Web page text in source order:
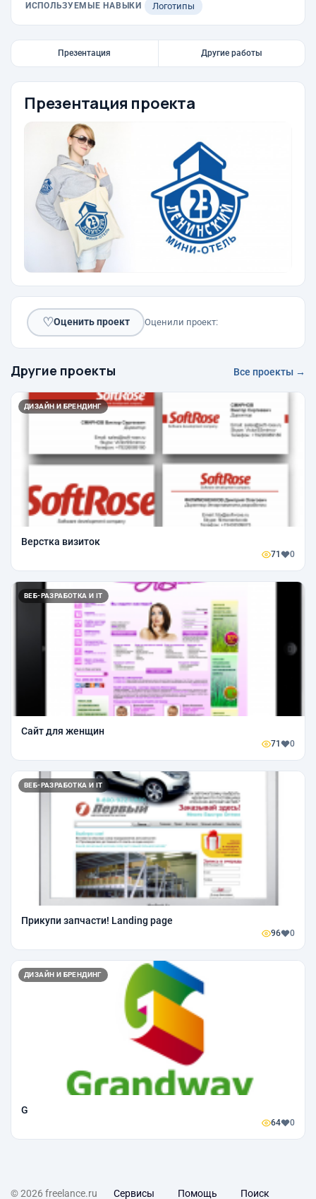
ИСПОЛЬЗУЕМЫЕ НАВЫКИ Логотипы
Презентация Другие работы
Презентация проекта
♡Оценить проект Оценили проект:
Другие проекты Все проекты →
ДИЗАЙН И БРЕНДИНГ
Верстка визиток
71 0
ВЕБ-РАЗРАБОТКА И IT
Сайт для женщин
71 0
ВЕБ-РАЗРАБОТКА И IT
Прикупи запчасти! Landing page
96 0
ДИЗАЙН И БРЕНДИНГ
G
64 0
© 2026 freelance.ru Сервисы Помощь Поиск